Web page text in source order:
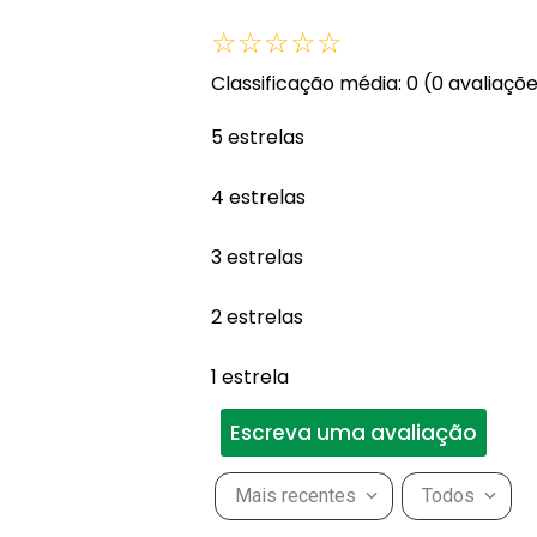
☆☆☆☆☆
Classificação média: 0 (0
5 estrelas
4 estrelas
3 estrelas
2 estrelas
1 estrela
Escreva uma avaliação
Mais recentes Todos